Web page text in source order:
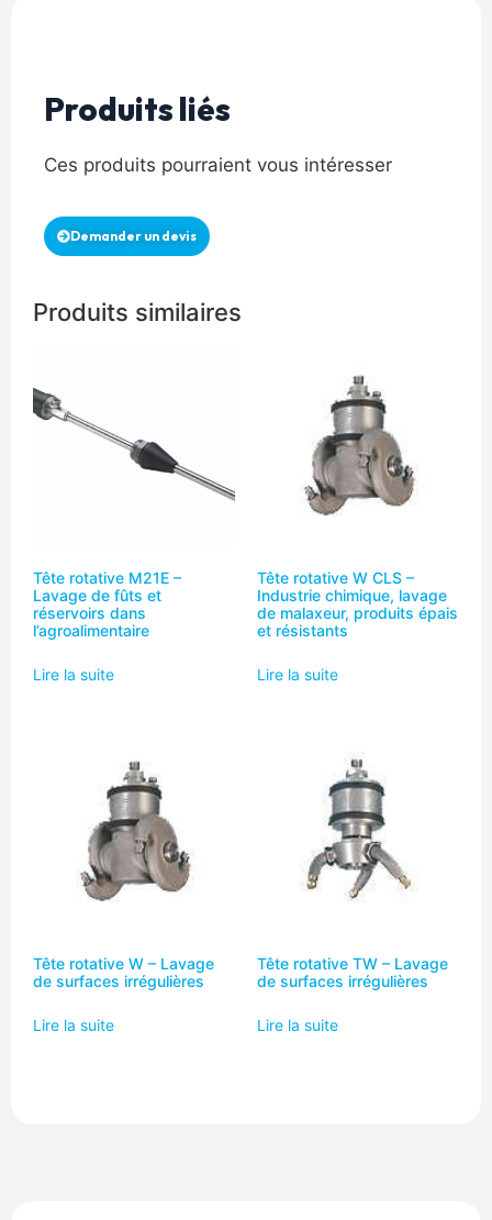
Produits liés
Ces produits pourraient vous intéresser
Demander un devis
Produits similaires
Tête rotative M21E –
Lavage de fûts et
réservoirs dans
l’agroalimentaire
Lire la suite
Tête rotative W CLS –
Industrie chimique, lavage
de malaxeur, produits épais
et résistants
Lire la suite
Tête rotative W – Lavage
de surfaces irrégulières
Lire la suite
Tête rotative TW – Lavage
de surfaces irrégulières
Lire la suite